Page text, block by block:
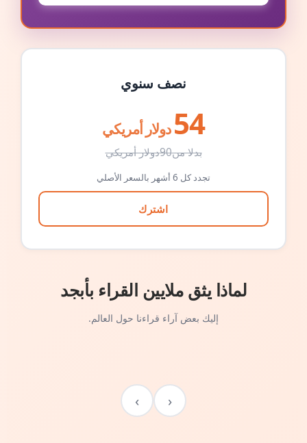
نصف سنوي
54 دولار أمريكي
بدلا من90دولار أمريكي
تجدد كل 6 أشهر بالسعر الأصلي
اشترك
لماذا يثق ملايين القراء بأبجد
إليك بعض آراء قراءنا حول العالم.
‹
›